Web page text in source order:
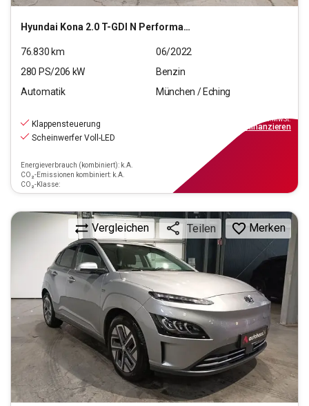
Hyundai Kona 2.0 T-GDI N Performance 2WD
76.830 km
06/2022
280 PS/206 kW
Benzin
Automatik
München / Eching
Klappensteuerung
Scheinwerfer Voll-LED
Energieverbrauch (kombiniert): k.A.
CO₂-Emissionen kombiniert: k.A.
CO₂-Klasse:
inkl.MwSt.
finanzieren
Vergleichen Teilen Merken